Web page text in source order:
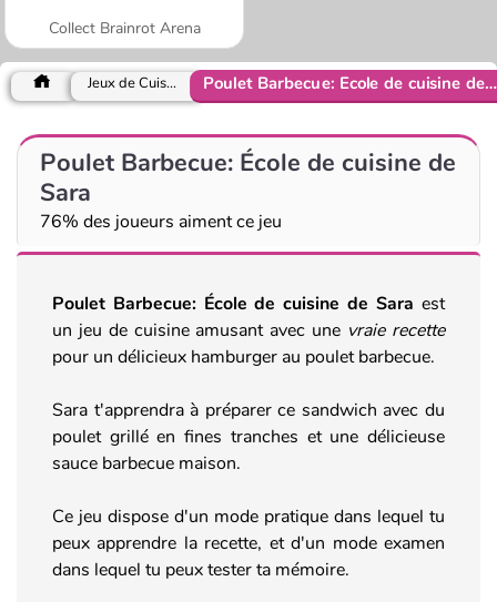
Collect Brainrot Arena
Jeux de Cuisine Poulet Barbecue: École de cuisine de Sara
Poulet Barbecue: École de cuisine de
Sara
76% des joueurs aiment ce jeu
Poulet Barbecue: École de cuisine de Sara est
un jeu de cuisine amusant avec une vraie recette
pour un délicieux hamburger au poulet barbecue.
Sara t'apprendra à préparer ce sandwich avec du
poulet grillé en fines tranches et une délicieuse
sauce barbecue maison.
Ce jeu dispose d'un mode pratique dans lequel tu
peux apprendre la recette, et d'un mode examen
dans lequel tu peux tester ta mémoire.